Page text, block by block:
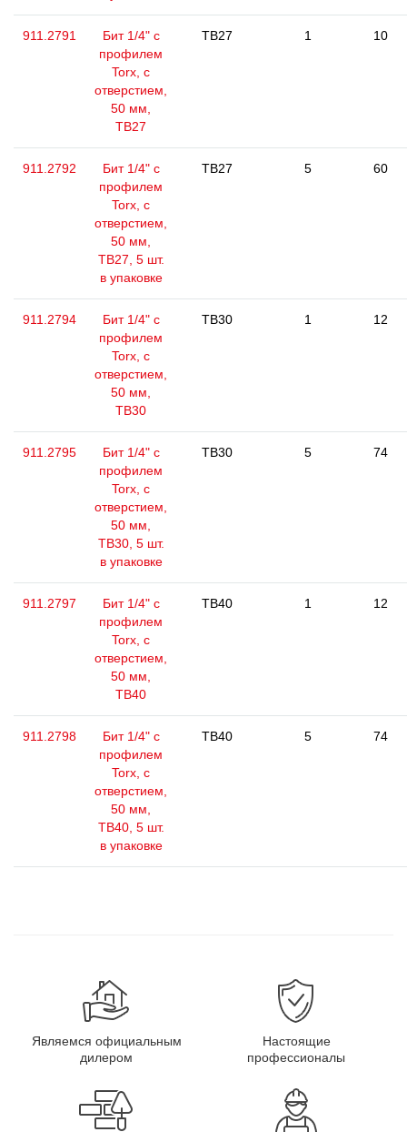
911.2791
Бит 1/4" с
профилем
Torx, с
отверстием,
50 мм,
ТВ27
TB27 1 10
911.2792
Бит 1/4" с
профилем
Torx, с
отверстием,
50 мм,
ТВ27, 5 шт.
в упаковке
TB27 5 60
911.2794
Бит 1/4" с
профилем
Torx, с
отверстием,
50 мм,
ТВ30
TB30 1 12
911.2795
Бит 1/4" с
профилем
Torx, с
отверстием,
50 мм,
ТВ30, 5 шт.
в упаковке
TB30 5 74
911.2797
Бит 1/4" с
профилем
Torx, с
отверстием,
50 мм,
ТВ40
TB40 1 12
911.2798
Бит 1/4" с
профилем
Torx, с
отверстием,
50 мм,
ТВ40, 5 шт.
в упаковке
TB40 5 74
Являемся официальным
дилером
Настоящие
профессионалы